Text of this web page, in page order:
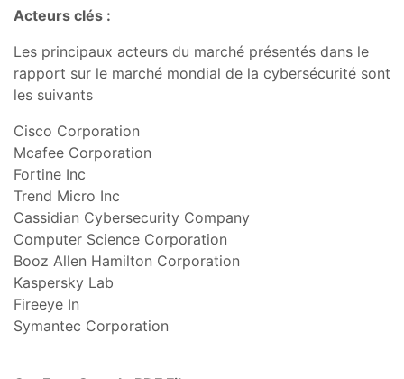
Acteurs clés :
Les principaux acteurs du marché présentés dans le
rapport sur le marché mondial de la cybersécurité sont
les suivants
Cisco Corporation
Mcafee Corporation
Fortine Inc
Trend Micro Inc
Cassidian Cybersecurity Company
Computer Science Corporation
Booz Allen Hamilton Corporation
Kaspersky Lab
Fireeye In
Symantec Corporation